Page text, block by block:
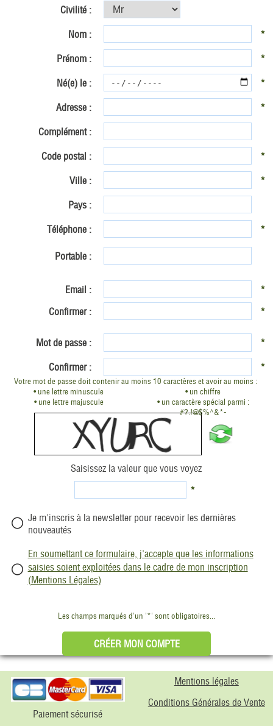
Civilité :
Nom :
*
Prénom :
*
Né(e) le :
*
Adresse :
*
Complément :
Code postal :
*
Ville :
*
Pays :
Téléphone :
*
Portable :
Email :
*
Confirmer :
*
Mot de passe :
*
Confirmer :
*
Saisissez la valeur que vous voyez
*
Je m'inscris à la newsletter pour recevoir les dernières
nouveautés
En soumettant ce formulaire, j'accepte que les informations
saisies soient exploitées dans le cadre de mon inscription
(Mentions Légales)
Les champs marqués d'un '*' sont obligatoires...
Votre mot de passe doit contenir au moins 10 caractères et avoir au moins :
• une lettre minuscule
• un chiffre
• une lettre majuscule
• un caractère spécial parmi :
#?.!@$%^&*-
Paiement sécurisé
Mentions légales
Conditions Générales de Vente